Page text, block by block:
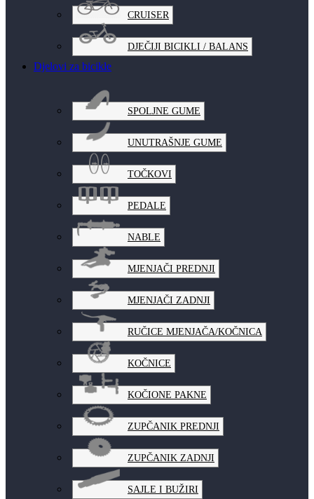
CRUISER
DJEČIJI BICIKLI / BALANS
Djelovi za bicikle
SPOLJNE GUME
UNUTRAŠNJE GUME
TOČKOVI
PEDALE
NABLE
MJENJAČI PREDNJI
MJENJAČI ZADNJI
RUČICE MJENJAČA/KOČNICA
KOČNICE
KOČIONE PAKNE
ZUPČANIK PREDNJI
ZUPČANIK ZADNJI
SAJLE I BUŽIRI